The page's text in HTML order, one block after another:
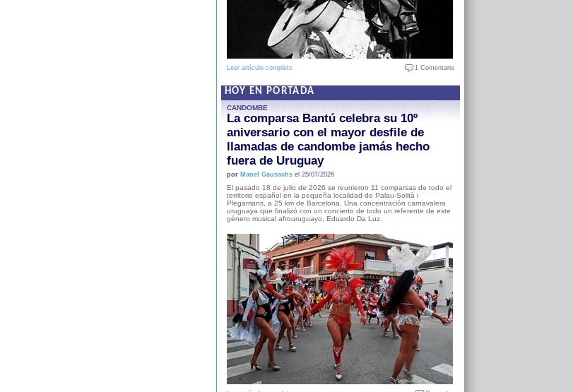
Leer artículo completo 1 Comentario
HOY EN PORTADA
CANDOMBE
La comparsa Bantú celebra su 10º
aniversario con el mayor desfile de
llamadas de candombe jamás hecho
fuera de Uruguay
por Manel Gausachsel 25/07/2026
El pasado 18 de julio de 2026 se reunieron 11 comparsas de todo el
territorio español en la pequeña localidad de Palau-Solità i
Plegamans, a 25 km de Barcelona. Una concentración carnavalera
uruguaya que finalizó con un concierto de todo un referente de este
género musical afrouruguayo, Eduardo Da Luz.